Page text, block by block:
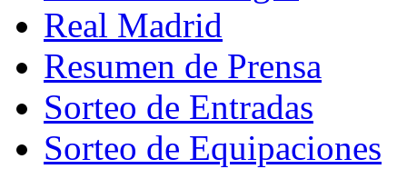
Real Madrid
Resumen de Prensa
Sorteo de Entradas
Sorteo de Equipaciones